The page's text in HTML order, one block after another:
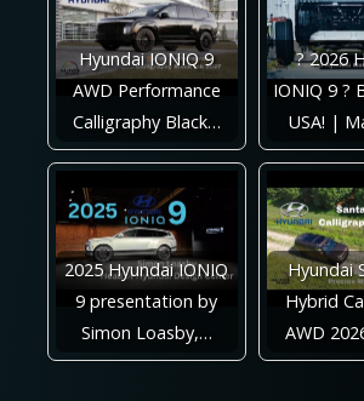
Hyundai IONIQ 9
AWD Performance
Calligraphy Black…
? 2026
IONIQ 9 ?
USA! |
2025 Hyundai IONIQ
9 presentation by
Simon Loasby,…
Hyundai
Hybrid
AWD